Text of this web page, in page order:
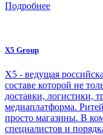
Подробнее
X5 Group
Х5 - ведущая
составе которой не
доставки, логистики,
медиаплатформа.
просто магазины. В
специалистов и